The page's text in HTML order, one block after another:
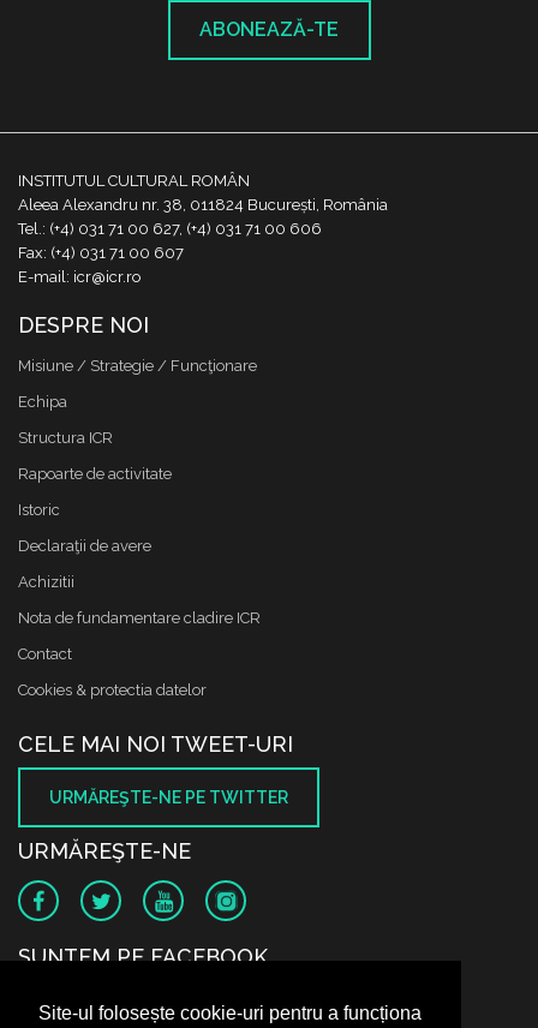
Site-ul folosește cookie-uri pentru a funcționa
ABONEAZĂ-TE
INSTITUTUL CULTURAL ROMÂN
Aleea Alexandru nr. 38, 011824 București, România
Tel.: (+4) 031 71 00 627, (+4) 031 71 00 606
Fax: (+4) 031 71 00 607
E-mail: icr@icr.ro
DESPRE NOI
Misiune / Strategie / Funcţionare
Echipa
Structura ICR
Rapoarte de activitate
Istoric
Declaraţii de avere
Achizitii
Nota de fundamentare cladire ICR
Contact
Cookies & protectia datelor
CELE MAI NOI TWEET-URI
URMĂREŞTE-NE PE TWITTER
URMĂREŞTE-NE
SUNTEM PE FACEBOOK